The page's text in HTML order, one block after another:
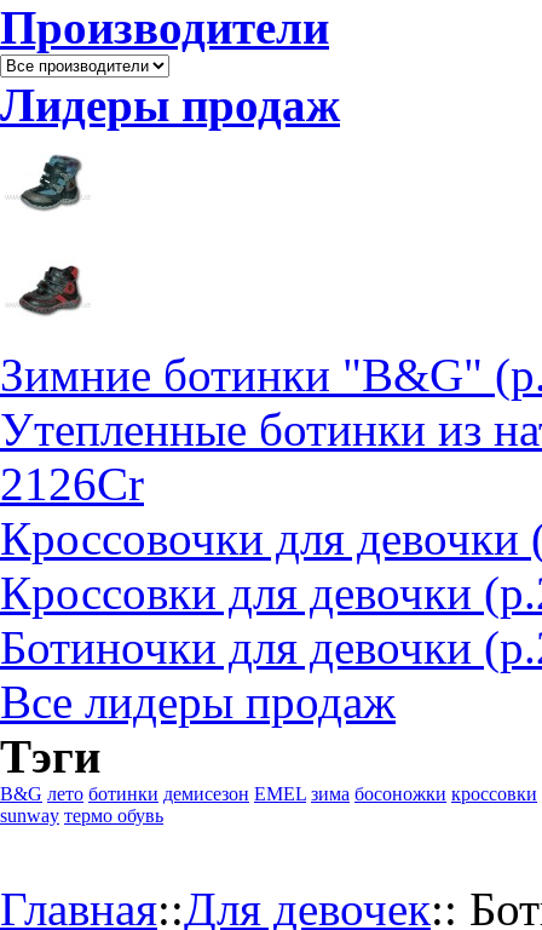
Производители
Лидеры продаж
Зимние ботинки "B&G"
Утепленные ботинки из
2126Cr
Кроссовочки для
Кроссовки для девочки
Ботиночки для девочки
Все лидеры продаж
Тэги
B&G лето ботинки демисезон EMEL зима босоножки кроссовки
sunway термо обувь
Главная::Для девочек::